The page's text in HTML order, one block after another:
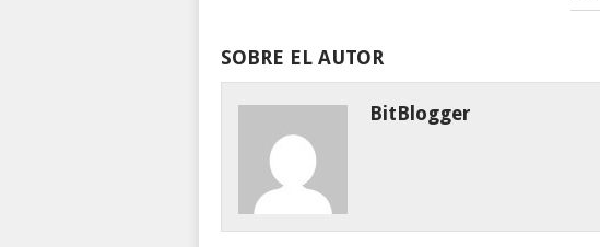
SOBRE EL AUTOR
BitBlogger